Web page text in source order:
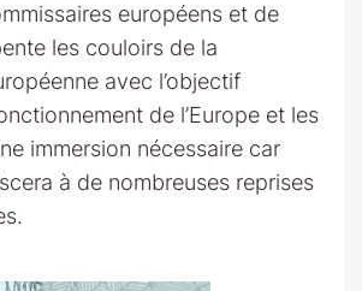
européens et de
les couloirs de la
avec l’objectif
de l’Europe et les
immersion nécessaire car
à de nombreuses reprises